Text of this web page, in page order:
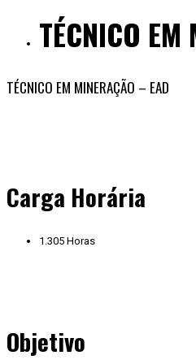
TÉCNICO
TÉCNICO EM MINERAÇÃO – EAD
Carga Horária
1.305 Horas
Objetivo